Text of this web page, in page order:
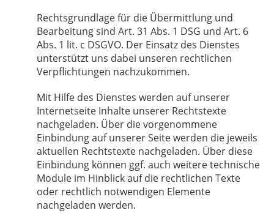
Rechtsgrundlage für die Übermittlung und
Bearbeitung sind Art. 31 Abs. 1 DSG und Art. 6
Abs. 1 lit. c DSGVO. Der Einsatz des Dienstes
unterstützt uns dabei unseren rechtlichen
Verpflichtungen nachzukommen.
Mit Hilfe des Dienstes werden auf unserer
Internetseite Inhalte unserer Rechtstexte
nachgeladen. Über die vorgenommene
Einbindung auf unserer Seite werden die jeweils
aktuellen Rechtstexte nachgeladen. Über diese
Einbindung können ggf. auch weitere technische
Module im Hinblick auf die rechtlichen Texte
oder rechtlich notwendigen Elemente
nachgeladen werden.